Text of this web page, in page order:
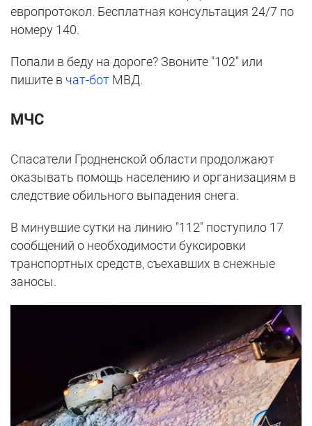
европротокол. Бесплатная консультация 24/7 по
номеру 140.
Попали в беду на дороге? Звоните "102" или
пишите в чат-бот МВД.
МЧС
Спасатели Гродненской области продолжают
оказывать помощь населению и организациям в
следствие обильного выпадения снега.
В минувшие сутки на линию "112" поступило 17
сообщений о необходимости буксировки
транспортных средств, съехавших в снежные
заносы.